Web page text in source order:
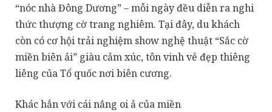
“nóc nhà Đông Dương” – mỗi ngày đều diễn ra nghi
thức thượng cờ trang nghiêm. Tại đây, du khách
còn có cơ hội trải nghiệm show nghệ thuật “Sắc cờ
miền biên ải” giàu cảm xúc, tôn vinh vẻ đẹp thiêng
liêng của Tổ quốc nơi biên cương.
Khác hẳn với cái nắng oi ả của miền